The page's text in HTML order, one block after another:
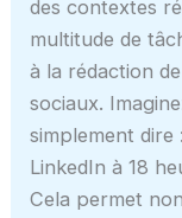
des contextes
multitude de
à la rédaction
sociaux.
simplement
LinkedIn à 18
Cela permet